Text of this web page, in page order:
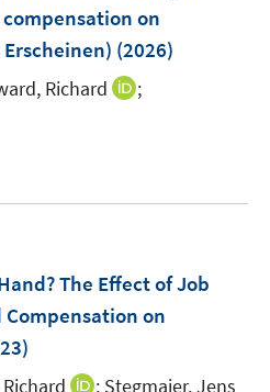
on
(2026)
Richard
I
F
e
n
t
;
The Effect of Job
Compensation on
I; Stegmaier, Jens